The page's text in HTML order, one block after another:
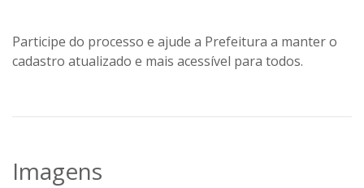
Participe do processo e ajude a Prefeitura a manter o
cadastro atualizado e mais acessível para todos.
Imagens